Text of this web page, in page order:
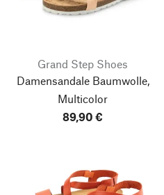
Grand Step Shoes
Damensandale Baumwolle,
Multicolor
89,90 €